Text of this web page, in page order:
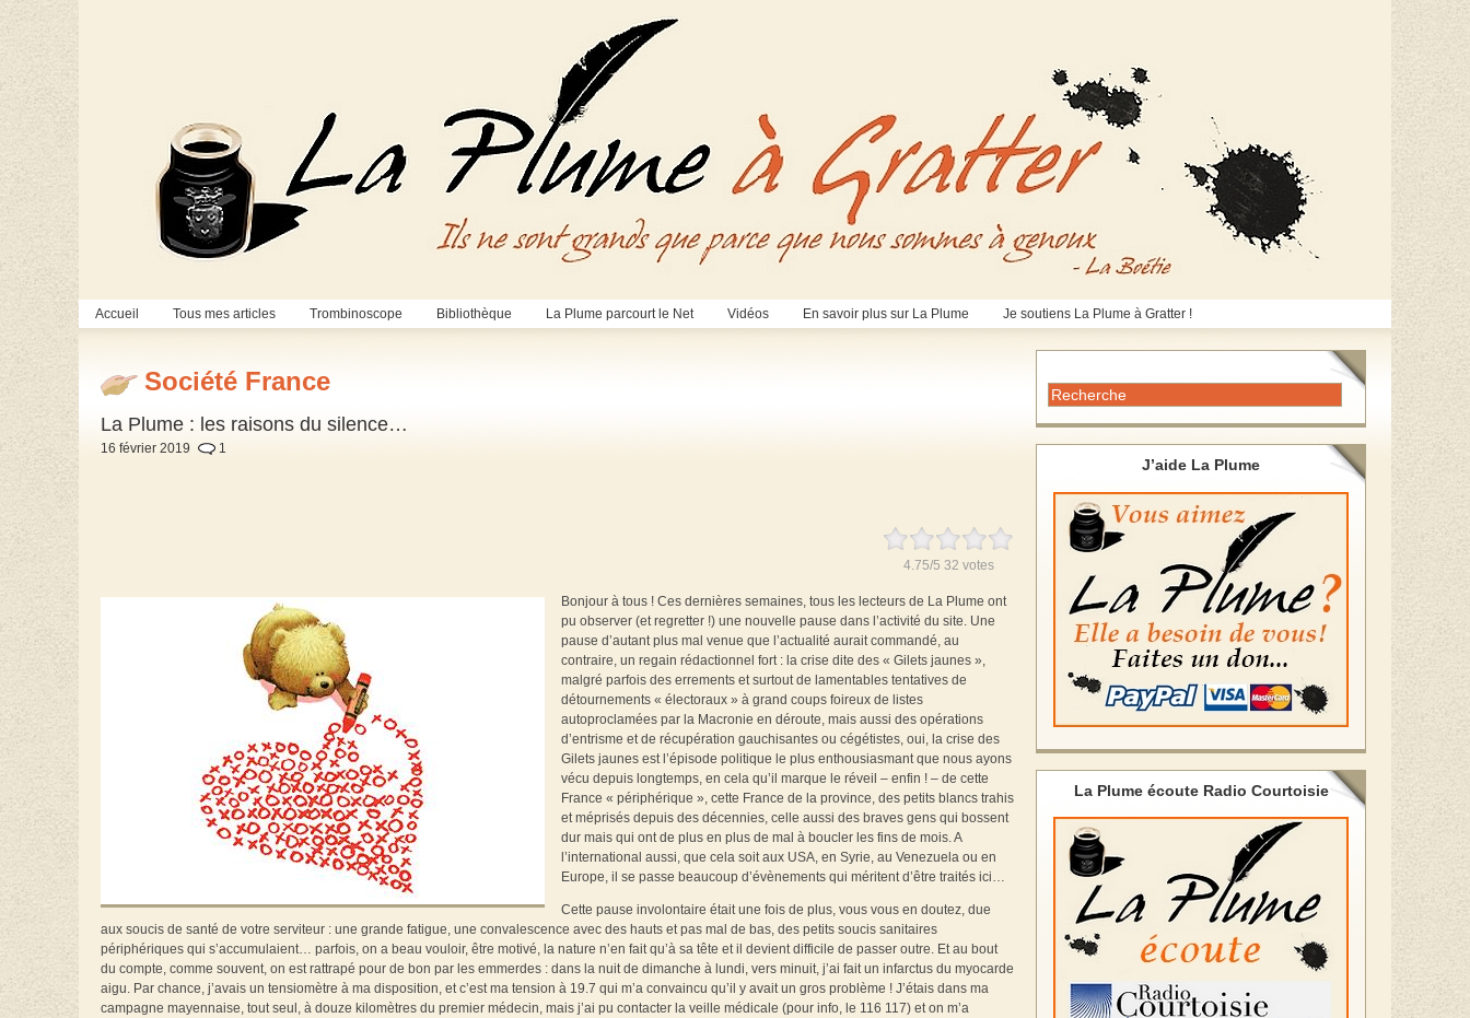
Accueil Tous mes articles Trombinoscope Bibliothèque La Plume parcourt le Net Vidéos En savoir plus sur La Plume Je soutiens La Plume à Gratter !
Société France
La Plume : les raisons du silence…
16 février 2019 1
4.75/5 32 votes
Bonjour à tous ! Ces dernières semaines, tous les lecteurs de La Plume ont
pu observer (et regretter !) une nouvelle pause dans l’activité du site. Une
pause d’autant plus mal venue que l’actualité aurait commandé, au
contraire, un regain rédactionnel fort : la crise dite des « Gilets jaunes »,
malgré parfois des errements et surtout de lamentables tentatives de
détournements « électoraux » à grand coups foireux de listes
autoproclamées par la Macronie en déroute, mais aussi des opérations
d’entrisme et de récupération gauchisantes ou cégétistes, oui, la crise des
Gilets jaunes est l’épisode politique le plus enthousiasmant que nous ayons
vécu depuis longtemps, en cela qu’il marque le réveil – enfin ! – de cette
France « périphérique », cette France de la province, des petits blancs trahis
et méprisés depuis des décennies, celle aussi des braves gens qui bossent
dur mais qui ont de plus en plus de mal à boucler les fins de mois. A
l’international aussi, que cela soit aux USA, en Syrie, au Venezuela ou en
Europe, il se passe beaucoup d’évènements qui méritent d’être traités ici…
Cette pause involontaire était une fois de plus, vous vous en doutez, due
aux soucis de santé de votre serviteur : une grande fatigue, une convalescence avec des hauts et pas mal de bas, des petits soucis sanitaires
périphériques qui s’accumulaient… parfois, on a beau vouloir, être motivé, la nature n’en fait qu’à sa tête et il devient difficile de passer outre. Et au bout
du compte, comme souvent, on est rattrapé pour de bon par les emmerdes : dans la nuit de dimanche à lundi, vers minuit, j’ai fait un infarctus du myocarde
aigu. Par chance, j’avais un tensiomètre à ma disposition, et c’est ma tension à 19.7 qui m’a convaincu qu’il y avait un gros problème ! J’étais dans ma
campagne mayennaise, tout seul, à douze kilomètres du premier médecin, mais j’ai pu contacter la veille médicale (pour info, le 116 117) et on m’a
J’aide La Plume
La Plume écoute Radio Courtoisie